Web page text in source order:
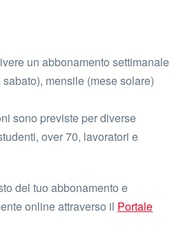
un abbonamento settimanale
mensile (mese solare)
sono previste per diverse
over 70, lavoratori e
del tuo abbonamento e
online attraverso il Portale